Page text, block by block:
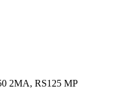
2MA, RS125 MP